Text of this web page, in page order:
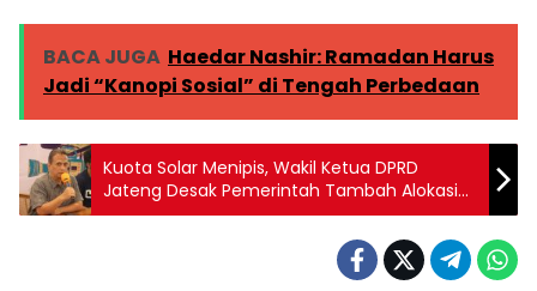
BACA JUGA Haedar Nashir: Ramadan Harus
Jadi “Kanopi Sosial” di Tengah Perbedaan
Kuota Solar Menipis, Wakil Ketua DPRD
Jateng Desak Pemerintah Tambah Alokasi
untuk Nelayan Kendal